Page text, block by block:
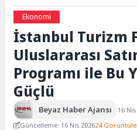
Ekonomi
İstanbul Turizm
Uluslararası
Programı ile Bu
Güçlü
Beyaz Haber Ajansı
16
Güncelleme: 16 Nis 202624